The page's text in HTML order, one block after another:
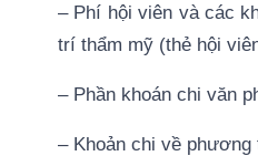
– Phí hội viên và các
trí thẩm mỹ (thẻ hội
– Phần khoán chi văn
– Khoản chi về